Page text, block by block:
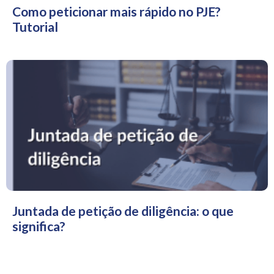
Como peticionar mais rápido no PJE?
Tutorial
Juntada de petição de diligência: o que
significa?